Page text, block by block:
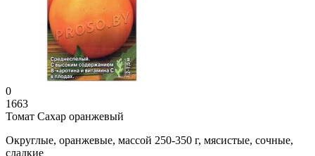
0
1663
Томат Сахар оранжевый
Округлые, оранжевые, массой 250-350 г, мясистые, сочные,
сладкие